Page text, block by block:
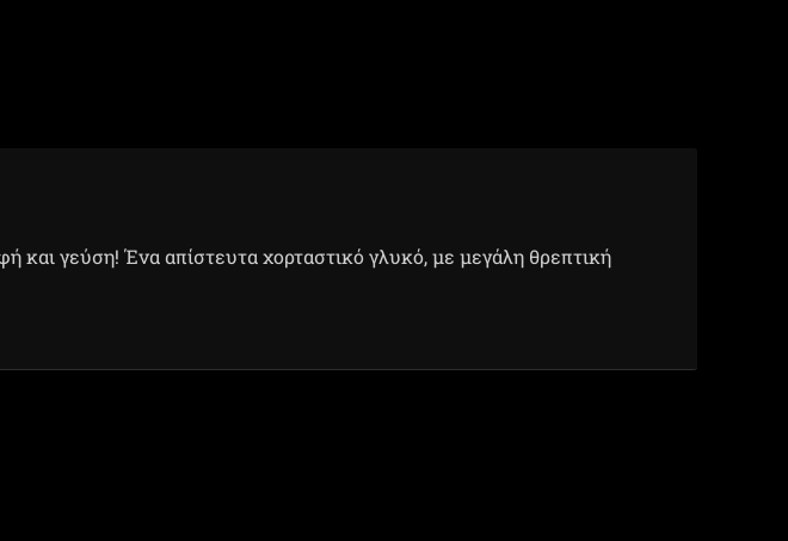
γεύση! Ένα απίστευτα χορταστικό γλυκό, με μεγάλη θρεπτική